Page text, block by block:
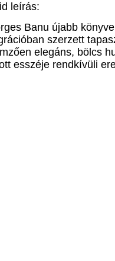
leírás:
Banu újabb
szerzett
elegáns, bölcs
esszéje rendkívüli